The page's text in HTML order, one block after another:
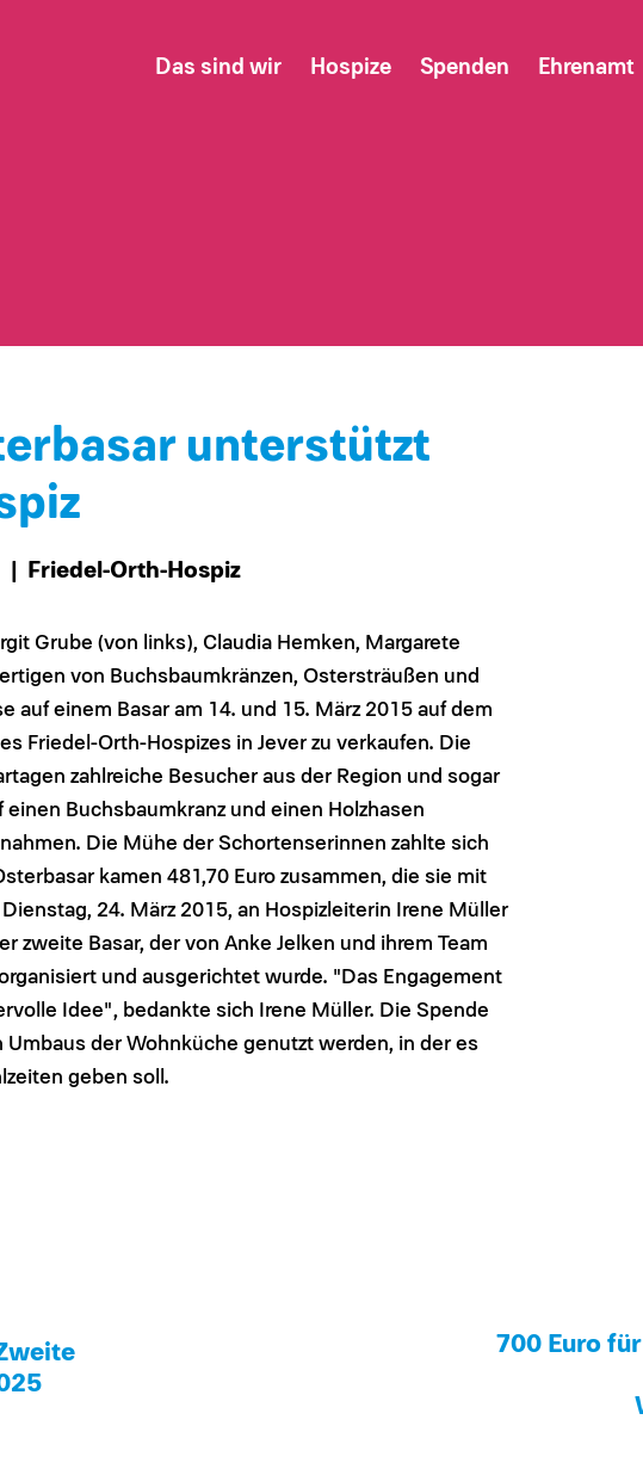
unterstützt
| Friedel-Orth-Hospiz
Grube (von links), Claudia Hemken, Margarete
von Buchsbaumkränzen, Ostersträußen und
auf einem Basar am 14. und 15. März 2015 auf dem
Friedel-Orth-Hospizes in Jever zu verkaufen. Die
zahlreiche Besucher aus der Region und sogar
Buchsbaumkranz und einen Holzhasen
Die Mühe der Schortenserinnen zahlte sich
kamen 481,70 Euro zusammen, die sie mit
24. März 2015, an Hospizleiterin Irene Müller
zweite Basar, der von Anke Jelken und ihrem Team
und ausgerichtet wurde. "Das Engagement
Idee", bedankte sich Irene Müller. Die Spende
der Wohnküche genutzt werden, in der es
geben soll.
700 Euro
Das sind wir Hospize Spenden Ehrenamt